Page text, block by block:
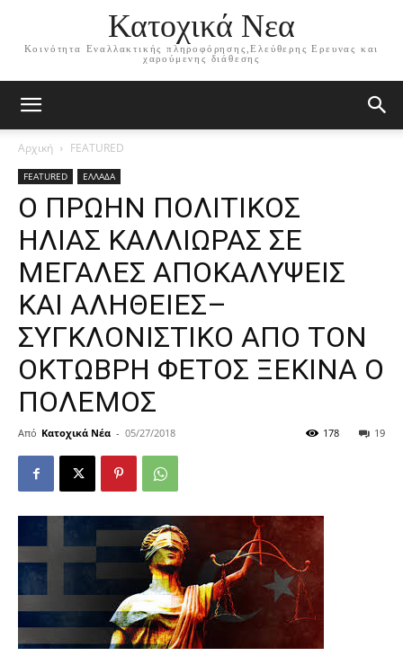
Κατοχικά Νεα
Κοινότητα Εναλλακτικής πληροφόρησης,Ελεύθερης Ερευνας και
χαρούμενης διάθεσης
Αρχική FEATURED
FEATURED ΕΛΛΑΔΑ
Ο ΠΡΩΗΝ ΠΟΛΙΤΙΚΟΣ
ΗΛΙΑΣ ΚΑΛΛΙΩΡΑΣ ΣΕ
ΜΕΓΑΛΕΣ ΑΠΟΚΑΛΥΨΕΙΣ
ΚΑΙ ΑΛΗΘΕΙΕΣ–
ΣΥΓΚΛΟΝΙΣΤΙΚΟ ΑΠΟ ΤΟΝ
ΟΚΤΩΒΡΗ ΦΕΤΟΣ ΞΕΚΙΝΑ Ο
ΠΟΛΕΜΟΣ
Από Κατοχικά Νέα - 05/27/2018 19
178